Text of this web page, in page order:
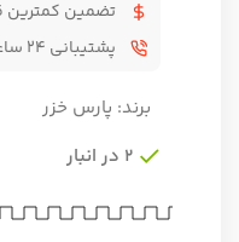
تضمین کمترین
پشتیبانی ۲۴ ساعته
برند: پارس خزر
2 در انبار